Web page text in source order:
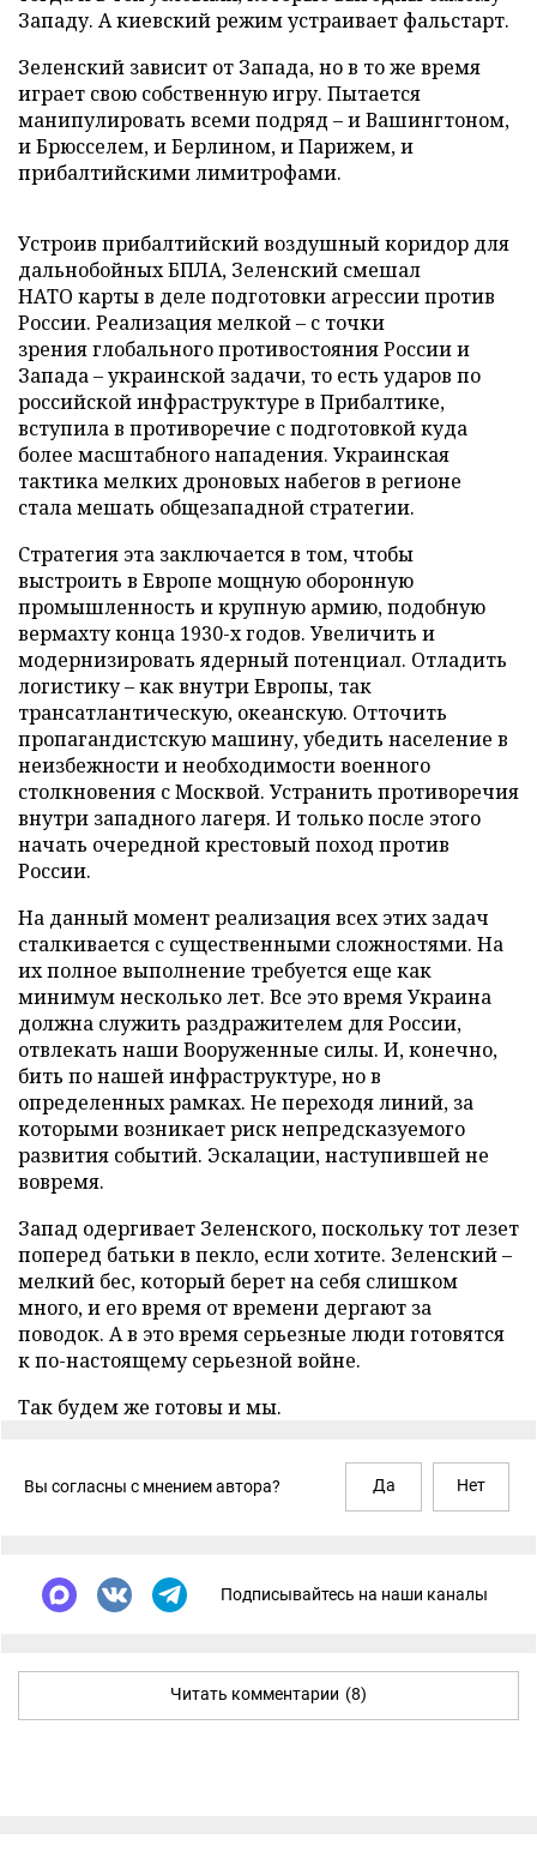
Западу. А киевский режим устраивает фальстарт.
Зеленский зависит от Запада, но в то же время
играет свою собственную игру. Пытается
манипулировать всеми подряд – и Вашингтоном,
и Брюсселем, и Берлином, и Парижем, и
прибалтийскими лимитрофами.
Устроив прибалтийский воздушный коридор для
дальнобойных БПЛА, Зеленский смешал
НАТО карты в деле подготовки агрессии против
России. Реализация мелкой – с точки
зрения глобального противостояния России и
Запада – украинской задачи, то есть ударов по
российской инфраструктуре в Прибалтике,
вступила в противоречие с подготовкой куда
более масштабного нападения. Украинская
тактика мелких дроновых набегов в регионе
стала мешать общезападной стратегии.
Стратегия эта заключается в том, чтобы
выстроить в Европе мощную оборонную
промышленность и крупную армию, подобную
вермахту конца 1930-х годов. Увеличить и
модернизировать ядерный потенциал. Отладить
логистику – как внутри Европы, так
трансатлантическую, океанскую. Отточить
пропагандистскую машину, убедить население в
неизбежности и необходимости военного
столкновения с Москвой. Устранить противоречия
внутри западного лагеря. И только после этого
начать очередной крестовый поход против
России.
На данный момент реализация всех этих задач
сталкивается с существенными сложностями. На
их полное выполнение требуется еще как
минимум несколько лет. Все это время Украина
должна служить раздражителем для России,
отвлекать наши Вооруженные силы. И, конечно,
бить по нашей инфраструктуре, но в
определенных рамках. Не переходя линий, за
которыми возникает риск непредсказуемого
развития событий. Эскалации, наступившей не
вовремя.
Запад одергивает Зеленского, поскольку тот лезет
поперед батьки в пекло, если хотите. Зеленский –
мелкий бес, который берет на себя слишком
много, и его время от времени дергают за
поводок. А в это время серьезные люди готовятся
к по-настоящему серьезной войне.
Так будем же готовы и мы.
Вы согласны с мнением автора? Да Нет
Подписывайтесь на наши каналы
Читать комментарии (8)